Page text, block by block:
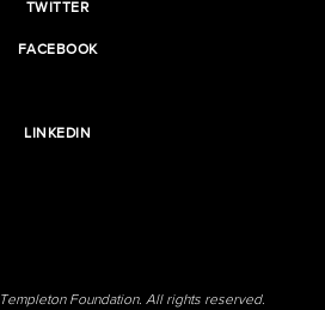
TWITTER
FACEBOOK
LINKEDIN
Foundation. All rights reserved.